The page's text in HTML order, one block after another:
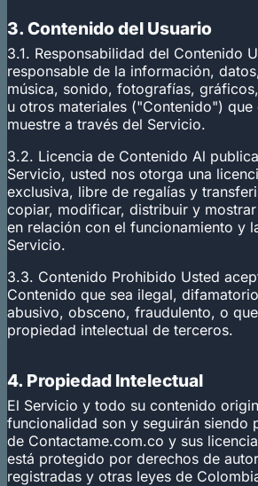
3. Contenido del Usuario
3.1. Responsabilidad del Contenido
responsable de la información,
música, sonido, fotografías,
u otros materiales ("Contenido")
muestre a través del Servicio.
3.2. Licencia de Contenido Al
Servicio, usted nos otorga una
exclusiva, libre de regalías y
copiar, modificar, distribuir y
en relación con el funcionamiento y
Servicio.
3.3. Contenido Prohibido Usted
Contenido que sea ilegal,
abusivo, obsceno, fraudulento, o
propiedad intelectual de terceros.
4. Propiedad Intelectual
El Servicio y todo su contenido
funcionalidad son y seguirán siendo
de Contactame.com.co y sus
está protegido por derechos de
registradas y otras leyes de